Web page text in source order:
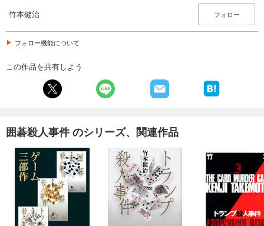
竹本健治 フォロー
フォロー機能について
この作品を共有しよう
囲碁殺人事件 のシリーズ、関連作品